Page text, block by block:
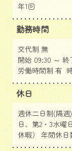
年1回
勤務時間
交代制 無
開始 09:30 ～
労働時間制 有
休日
週休二日制(隔
日、第2・3水
休暇） 年間休日